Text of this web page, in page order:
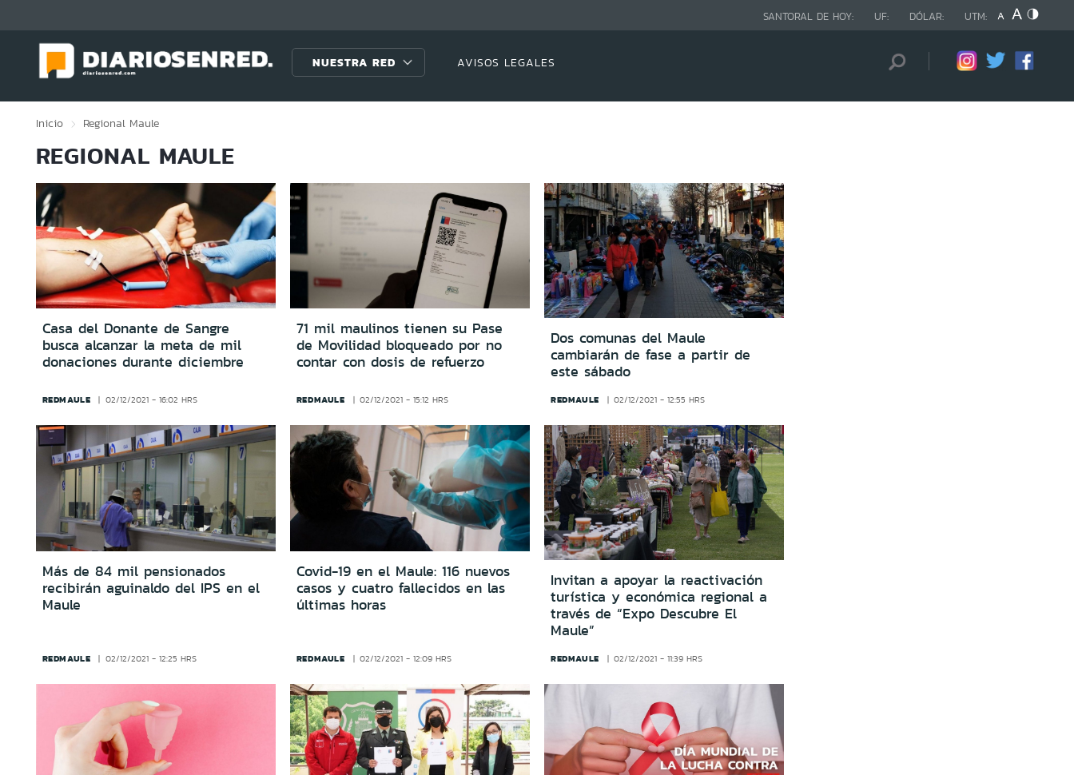
SANTORAL DE HOY: UF: DÓLAR: UTM:
NUESTRA RED AVISOS LEGALES
Inicio Regional Maule
REGIONAL MAULE
Casa del Donante de Sangre
busca alcanzar la meta de mil
donaciones durante diciembre
REDMAULE 02/12/2021 - 16:02 HRS
71 mil maulinos tienen su Pase
de Movilidad bloqueado por no
contar con dosis de refuerzo
REDMAULE 02/12/2021 - 15:12 HRS
Dos comunas del Maule
cambiarán de fase a partir de
este sábado
REDMAULE 02/12/2021 - 12:55 HRS
Más de 84 mil pensionados
recibirán aguinaldo del IPS en el
Maule
REDMAULE 02/12/2021 - 12:25 HRS
Covid-19 en el Maule: 116 nuevos
casos y cuatro fallecidos en las
últimas horas
REDMAULE 02/12/2021 - 12:09 HRS
Invitan a apoyar la reactivación
turística y económica regional a
través de “Expo Descubre El
Maule”
REDMAULE 02/12/2021 - 11:39 HRS